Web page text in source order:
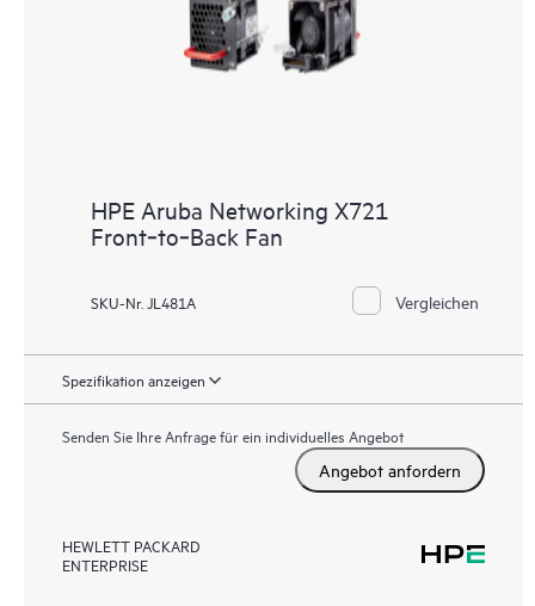
HPE Aruba Networking X721
Front‑to‑Back Fan
SKU-Nr. JL481A Vergleichen
Spezifikation anzeigen
Senden Sie Ihre Anfrage für ein individuelles Angebot
Angebot anfordern
HEWLETT PACKARD
ENTERPRISE